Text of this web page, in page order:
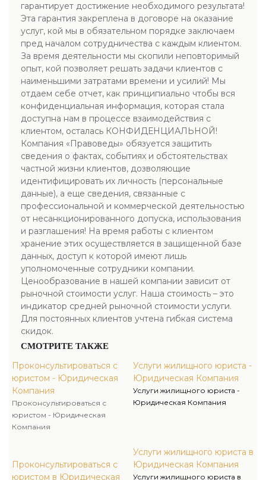
гарантирует достижение необходимого результата!
Эта гарантия закреплена в договоре на оказание
услуг, кой мы в обязательном порядке заключаем
пред началом сотрудничества с каждым клиентом.
За время деятельности мы скопили неповторимый
опыт, кой позволяет решать задачи клиентов с
наименьшими затратами времени и усилий! Мы
отдаем себе отчет, как принципиально чтобы вся
конфиденциальная информация, которая стала
доступна нам в процессе взаимодействия с
клиентом, осталась КОНФИДЕНЦИАЛЬНОЙ!
Компания «Правоведы» обязуется защитить
сведения о фактах, событиях и обстоятельствах
частной жизни клиентов, дозволяющие
идентифицировать их личность (персональные
данные), а еще сведения, связанные с
профессиональной и коммерческой деятельностью
от несанкционированного допуска, использования
и разглашения! На время работы с клиентом
хранение этих осуществляется в защищенной базе
данных, доступ к которой имеют лишь
уполномоченные сотрудники компании.
Ценообразование в нашей компании зависит от
рыночной стоимости услуг. Наша стоимость – это
индикатор средней рыночной стоимости услуги.
Для постоянных клиентов учтена гибкая система
скидок.
СМОТРИТЕ ТАКЖЕ
Проконсультироваться с
юристом - Юридическая
Компания
Проконсультироваться с
юристом - Юридическая
Компания
Проконсультироваться с
юристом в Юридическая
Услуги жилищного юриста -
Юридическая Компания
Услуги жилищного юриста -
Юридическая Компания
Услуги жилищного юриста в
Юридическая Компания
Услуги жилищного юриста в